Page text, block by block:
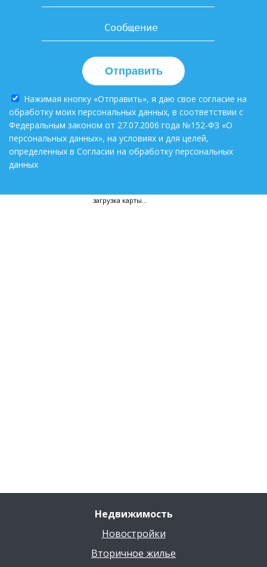
Отправить
Нажимая кнопку «Отправить», я даю свое согласие на
обработку моих персональных данных, в соответствии с
Федеральным законом от 27.07.2006 года №152-ФЗ «О
персональных данных», на условиях и для целей,
определенных в Согласии на обработку персональных
данных
загрузка карты...
Недвижимость
Новостройки
Вторичное жилье